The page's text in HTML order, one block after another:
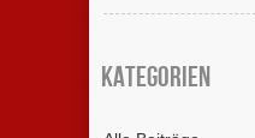
Kategorien